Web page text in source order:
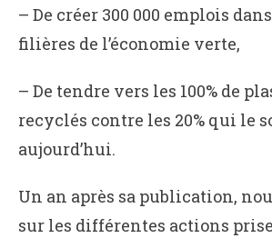
– De créer 300 000 emplois
filières de l’économie verte,
– De tendre vers les 100% de
recyclés contre les 20% qui le
aujourd’hui.
Un an après sa publication,
sur les différentes actions